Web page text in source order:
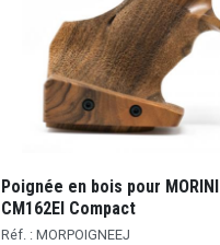
Poignée en bois pour MORINI
CM162EI Compact
Réf. : MORPOIGNEEJ